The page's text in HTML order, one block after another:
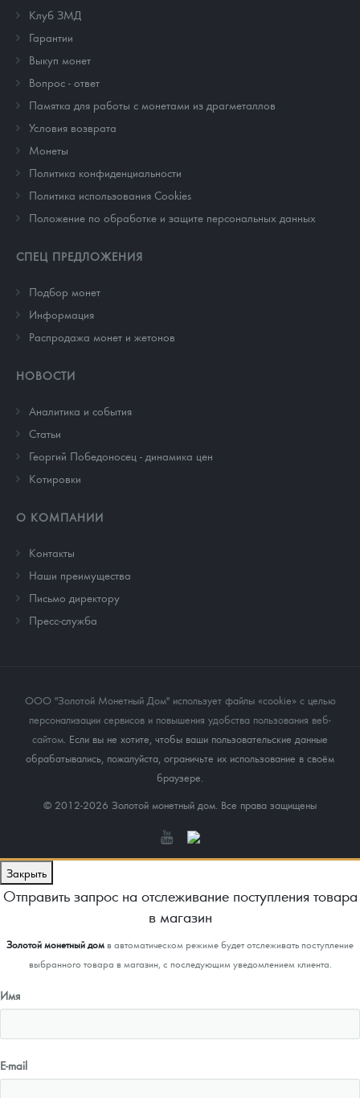
Клуб ЗМД
Гарантии
Выкуп монет
Вопрос - ответ
Памятка для работы с монетами из драгметаллов
Условия возврата
Монеты
Политика конфиденциальности
Политика использования Cookies
Положение по обработке и защите персональных данных
СПЕЦ ПРЕДЛОЖЕНИЯ
Подбор монет
Информация
Распродажа монет и жетонов
НОВОСТИ
Аналитика и события
Cтатьи
Георгий Победоносец - динамика цен
Котировки
О КОМПАНИИ
Контакты
Наши преимущества
Письмо директору
Пресс-служба
ООО "Золотой Монетный Дом" использует файлы «cookie» с целью
персонализации сервисов и повышения удобства пользования веб-
сайтом. Если вы не хотите, чтобы ваши пользовательские данные
обрабатывались, пожалуйста, ограничьте их использование в своём
браузере.
© 2012-2026 Золотой монетный дом. Все права защищены
Закрыть
Отправить запрос на отслеживание поступления товара
в магазин
Золотой монетный домв автоматическом режиме будет отслеживать поступление
выбранного товара в магазин, с последующим уведомлением клиента.
Имя
E-mail